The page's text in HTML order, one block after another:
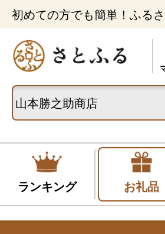
初めての方でも簡単！ふる
ランキング お礼品